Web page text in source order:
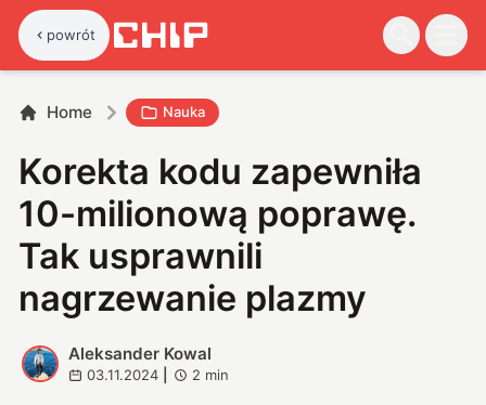
powrót
Home Nauka
Korekta kodu zapewniła
10-milionową poprawę.
Tak usprawnili
nagrzewanie plazmy
A
Aleksander Kowal
03.11.2024 2 min